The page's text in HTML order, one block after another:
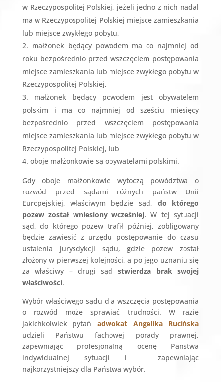
w Rzeczypospolitej Polskiej, jeżeli jedno z nich nadal
ma w Rzeczypospolitej Polskiej miejsce zamieszkania
lub miejsce zwykłego pobytu,
małżonek będący powodem ma co najmniej od
roku bezpośrednio przed wszczęciem postępowania
miejsce zamieszkania lub miejsce zwykłego pobytu w
Rzeczypospolitej Polskiej,
małżonek będący powodem jest obywatelem
polskim i ma co najmniej od sześciu miesięcy
bezpośrednio przed wszczęciem postępowania
miejsce zamieszkania lub miejsce zwykłego pobytu w
Rzeczypospolitej Polskiej, lub
oboje małżonkowie są obywatelami polskimi.
Gdy oboje małżonkowie wytoczą powództwa o
rozwód przed sądami różnych państw Unii
Europejskiej, właściwym będzie sąd, do którego
pozew został wniesiony wcześniej. W tej sytuacji
sąd, do którego pozew trafił później, zobligowany
będzie zawiesić z urzędu postępowanie do czasu
ustalenia jurysdykcji sądu, gdzie pozew został
złożony w pierwszej kolejności, a po jego uznaniu się
za właściwy – drugi sąd stwierdza brak swojej
właściwości.
Wybór właściwego sądu dla wszczęcia postępowania
o rozwód może sprawiać trudności. W razie
jakichkolwiek pytań adwokat Angelika Rucińska
udzieli Państwu fachowej porady prawnej,
zapewniając profesjonalną ocenę Państwa
indywidualnej sytuacji i zapewniając
najkorzystniejszy dla Państwa wybór.